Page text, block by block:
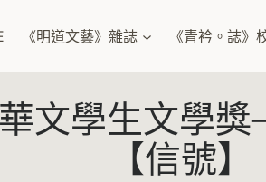
《明道文藝》雜誌 《青衿。誌》
文學生文學
【信號】